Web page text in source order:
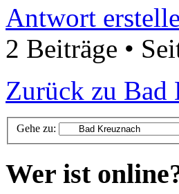
Antwort
2 Beiträge •
Zurück zu Bad
Gehe zu:
Wer ist